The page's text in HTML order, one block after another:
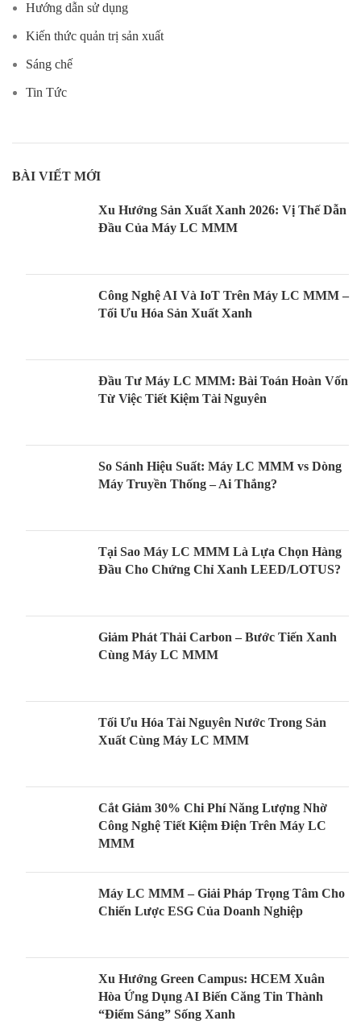
Hướng dẫn sử dụng
Kiến thức quản trị sản xuất
Sáng chế
Tin Tức
BÀI VIẾT MỚI
Xu Hướng Sản Xuất Xanh 2026: Vị Thế Dẫn
Đầu Của Máy LC MMM
Công Nghệ AI Và IoT Trên Máy LC MMM –
Tối Ưu Hóa Sản Xuất Xanh
Đầu Tư Máy LC MMM: Bài Toán Hoàn Vốn
Từ Việc Tiết Kiệm Tài Nguyên
So Sánh Hiệu Suất: Máy LC MMM vs Dòng
Máy Truyền Thống – Ai Thắng?
Tại Sao Máy LC MMM Là Lựa Chọn Hàng
Đầu Cho Chứng Chỉ Xanh LEED/LOTUS?
Giảm Phát Thải Carbon – Bước Tiến Xanh
Cùng Máy LC MMM
Tối Ưu Hóa Tài Nguyên Nước Trong Sản
Xuất Cùng Máy LC MMM
Cắt Giảm 30% Chi Phí Năng Lượng Nhờ
Công Nghệ Tiết Kiệm Điện Trên Máy LC
MMM
Máy LC MMM – Giải Pháp Trọng Tâm Cho
Chiến Lược ESG Của Doanh Nghiệp
Xu Hướng Green Campus: HCEM Xuân
Hòa Ứng Dụng AI Biến Căng Tin Thành
“Điểm Sáng” Sống Xanh